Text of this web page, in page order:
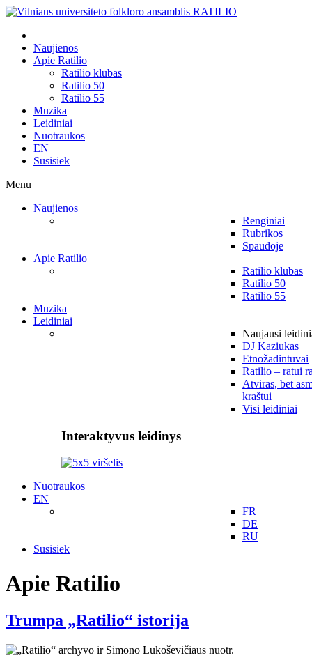
Naujienos
Apie Ratilio
Ratilio klubas
Ratilio 50
Ratilio 55
Muzika
Leidiniai
Nuotraukos
EN
Susisiek
Menu
Naujienos
Renginiai
Rubrikos
Spaudoje
Apie Ratilio
Ratilio klubas
Ratilio 50
Ratilio 55
Muzika
Leidiniai
Naujausi
DJ Kaziukas
Etnožadintuvai
Ratilio – ratui
Atviras, bet
kraštui
Visi leidiniai
Interaktyvus leidinys
Nuotraukos
EN
FR
DE
RU
Susisiek
Apie Ratilio
Trumpa „Ratilio“ istorija